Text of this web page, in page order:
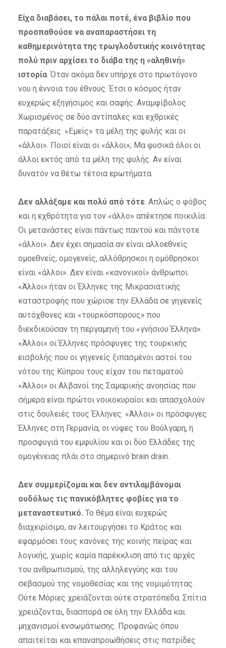
Είχα διαβάσει, το πάλαι ποτέ, ένα βιβλίο που
προσπαθούσε να αναπαραστήσει τη
καθημερινότητα της τρωγλοδυτικής κοινότητας
πολύ πριν αρχίσει το διάβα της η «αληθινή»
ιστορία. Όταν ακόμα δεν υπήρχε στο πρωτόγονο
νου η έννοια του έθνους. Έτσι ο κόσμος ήταν
ευχερώς εξηγήσιμος και σαφής. Αναμφίβολος.
Χωρισμένος σε δύο αντίπαλες και εχθρικές
παρατάξεις. «Εμείς» τα μέλη της φυλής και οι
«άλλοι». Ποιοί είναι οι «άλλοι»; Μα φυσικά όλοι οι
άλλοι εκτός από τα μέλη της φυλής. Αν είναι
δυνατόν να θέτω τέτοια ερωτήματα.
Δεν αλλάξαμε και πολύ από τότε. Απλώς ο φόβος
και η εχθρότητα για τον «άλλο» απέκτησε ποικιλία.
Οι μετανάστες είναι πάντως παντού και πάντοτε
«άλλοι». Δεν έχει σημασία αν είναι αλλοεθνείς
ομοεθνείς, ομογενείς, αλλόθρησκοι η ομόθρησκοι
είναι «άλλοι». Δεν είναι «κανονικοί» άνθρωποι.
«Άλλοι» ήταν οι Έλληνες της Μικρασιατικής
καταστροφής που χώρισε την Ελλάδα σε γηγενείς
αυτόχθονες και «τουρκόσπορους» που
διεκδικούσαν τη περγαμηνή του «γνήσιου Έλληνα».
«Άλλοι» οι Έλληνες πρόσφυγες της τουρκικής
εισβολής που οι γηγενείς ξιπασμένοι αστοί του
νότου της Κύπρου τους είχαν του πεταματού.
«Άλλοι» οι Αλβανοί της Σαμαρικής ανοησίας που
σήμερα είναι πρώτοι νοικοκυραίοι και απασχολούν
στις δουλειές τους Έλληνες. «Άλλοι» οι πρόσφυγες
Έλληνες στη Γερμανία, οι νύφες του Βούλγαρη, η
προσφυγιά του εμφυλίου και οι δύο Ελλάδες της
ομογένειας πλάι στο σημερινό brain drain.
Δεν συμμερίζομαι και δεν αντιλαμβάνομαι
ουδόλως τις πανικόβλητες φοβίες για το
μεταναστευτικό. Το θέμα είναι ευχερώς
διαχειρίσιμο, αν λειτουργήσει το Κράτος και
εφαρμόσει τους κανόνες της κοινής πείρας και
λογικής, χωρίς καμία παρέκκλιση από τις αρχές
του ανθρωπισμού, της αλληλεγγύης και του
σεβασμού της νομοθεσίας και της νομιμότητας.
Ούτε Μόριες χρειάζονται ούτε στρατόπεδα. Σπίτια
χρειάζονται, διασπορά σε όλη την Ελλάδα και
μηχανισμοί ενσωμάτωσης. Προφανώς όπου
απαιτείται και επαναπροωθήσεις στις πατρίδες